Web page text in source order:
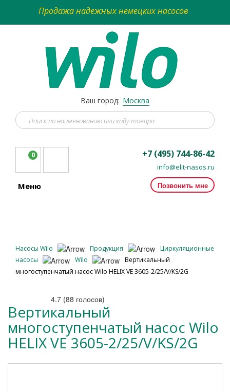
Продажа надежных немецких насосов
Ваш город: Москва
0 +7 (495) 744-86-42
info@elit-nasos.ru
Позвонить мне
Меню
Насосы Wilo Продукция
Циркуляционные
насосы
Wilo
Вертикальный
многоступенчатый насос Wilo HELIX VE 3605-2/25/V/KS/2G
4.7 (88 голосов)
Вертикальный
многоступенчатый насос Wilo
HELIX VE 3605-2/25/V/KS/2G